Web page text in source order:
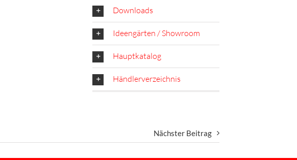
Downloads
Ideengärten / Showroom
Hauptkatalog
Händlerverzeichnis
Nächster Beitrag